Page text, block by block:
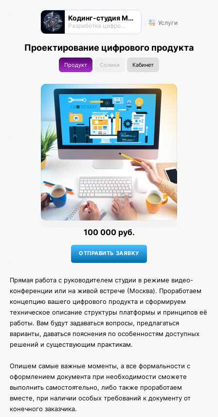
Кодинг-студия Магнатор
Разработка цифровых продуктов Услуги
Проектирование цифрового продукта
Продукт Солики Кабинет
100 000 руб.
Прямая работа с руководителем студии в режиме видео-
конференции или на живой встрече (Москва). Проработаем
концепцию вашего цифрового продукта и сформируем
техническое описание структуры платформы и принципов её
работы. Вам будут задаваться вопросы, предлагаться
варианты, даваться пояснения по особенностям доступных
решений и существующим практикам.
Опишем самые важные моменты, а все формальности с
оформлением документа при необходимости сможете
выполнить самостоятельно, либо также проработаем
вместе, при наличии особых требований к документу от
конечного заказчика.